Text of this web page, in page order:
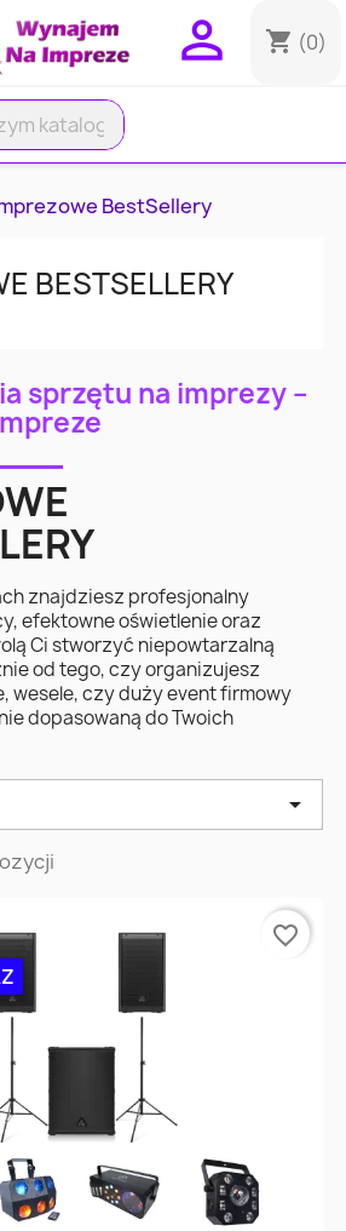
shopping_cart (0)

BestSellery
BESTSELLERY
sprzętu na imprezy –
znajdziesz profesjonalny
efektowne oświetlenie oraz
Ci stworzyć niepowtarzalną
od tego, czy organizujesz
wesele, czy duży event firmowy
dopasowaną do Twoich

favorite_border